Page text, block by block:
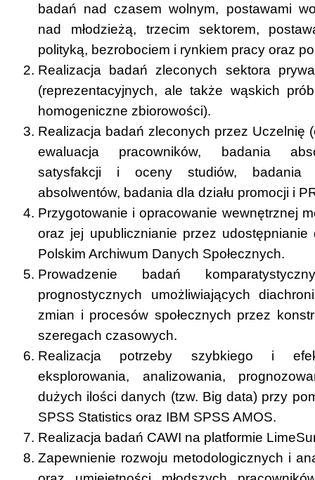
badań nad czasem wolnym, postawami
nad młodzieżą, trzecim sektorem,
polityką, bezrobociem i rynkiem pracy oraz
Realizacja badań zleconych sektora
(reprezentacyjnych, ale także wąskich
homogeniczne zbiorowości).
Realizacja badań zleconych przez Uczelnię
ewaluacja pracowników, badania
satysfakcji i oceny studiów, badania
absolwentów, badania dla działu promocji i
Przygotowanie i opracowanie wewnętrznej
oraz jej upublicznianie przez
Polskim Archiwum Danych Społecznych.
Prowadzenie badań
prognostycznych umożliwiających
zmian i procesów społecznych przez
szeregach czasowych.
Realizacja potrzeby szybkiego i
eksplorowania, analizowania,
dużych ilości danych (tzw. Big data) przy
SPSS Statistics oraz IBM SPSS AMOS.
Realizacja badań CAWI na platformie
Zapewnienie rozwoju metodologicznych i